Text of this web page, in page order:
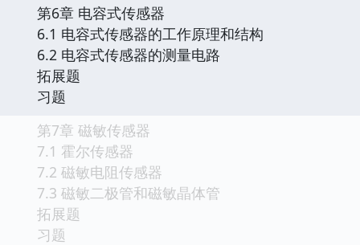
第6章 电容式传感器
6.1 电容式传感器的工作原理和结构
6.2 电容式传感器的测量电路
拓展题
习题
第7章 磁敏传感器
7.1 霍尔传感器
7.2 磁敏电阻传感器
7.3 磁敏二极管和磁敏晶体管
拓展题
习题